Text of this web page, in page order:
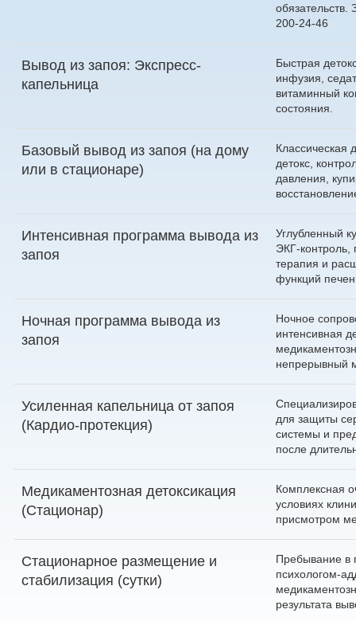
200-24-46
Вывод из запоя: Экспресс-
капельница
Быстрая
инфузия,
витаминный
состояния.
Базовый вывод из запоя (на дому
или в стационаре)
Классическая
детокс,
давления,
Интенсивная программа вывода из
запоя
Углубленный
ЭКГ-контроль,
терапия и
функций
Ночная программа вывода из
запоя
Ночное
интенсивная
непрерывный
Усиленная капельница от запоя
(Кардио-протекция)
для защиты
системы и
после
Медикаментозная детоксикация
(Стационар)
Комплексная
условиях
присмотром
Стационарное размещение и
стабилизация (сутки)
Пребывание в
психологом-
результата